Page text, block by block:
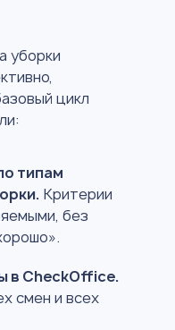
уборки
цикл
типам
Критерии
без
в CheckOffice.
смен и всех